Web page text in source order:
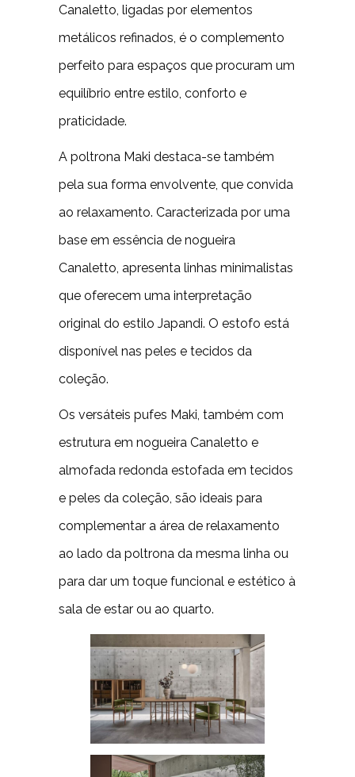
Canaletto, ligadas por elementos
metálicos refinados, é o complemento
perfeito para espaços que procuram um
equilíbrio entre estilo, conforto e
praticidade.
A poltrona Maki destaca-se também
pela sua forma envolvente, que convida
ao relaxamento. Caracterizada por uma
base em essência de nogueira
Canaletto, apresenta linhas minimalistas
que oferecem uma interpretação
original do estilo Japandi. O estofo está
disponível nas peles e tecidos da
coleção.
Os versáteis pufes Maki, também com
estrutura em nogueira Canaletto e
almofada redonda estofada em tecidos
e peles da coleção, são ideais para
complementar a área de relaxamento
ao lado da poltrona da mesma linha ou
para dar um toque funcional e estético à
sala de estar ou ao quarto.